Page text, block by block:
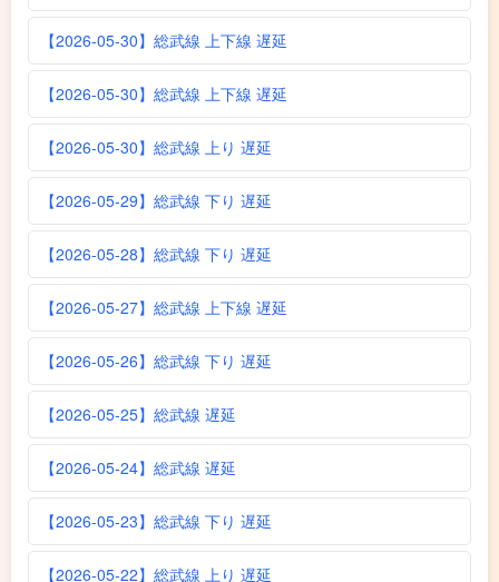
【2026-05-30】総武線 上下線 遅延
【2026-05-30】総武線 上下線 遅延
【2026-05-30】総武線 上り 遅延
【2026-05-29】総武線 下り 遅延
【2026-05-28】総武線 下り 遅延
【2026-05-27】総武線 上下線 遅延
【2026-05-26】総武線 下り 遅延
【2026-05-25】総武線 遅延
【2026-05-24】総武線 遅延
【2026-05-23】総武線 下り 遅延
【2026-05-22】総武線 上り 遅延